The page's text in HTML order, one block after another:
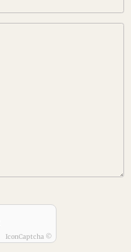
IconCaptcha ©